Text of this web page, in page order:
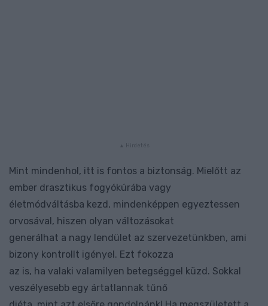
Mint mindenhol, itt is fontos a biztonság. Mielőtt az
ember drasztikus fogyókúrába vagy
életmódváltásba kezd, mindenképpen egyeztessen
orvosával, hiszen olyan változásokat
generálhat a nagy lendület az szervezetünkben, ami
bizony kontrollt igényel. Ezt fokozza
az is, ha valaki valamilyen betegséggel küzd. Sokkal
veszélyesebb egy ártatlannak tűnő